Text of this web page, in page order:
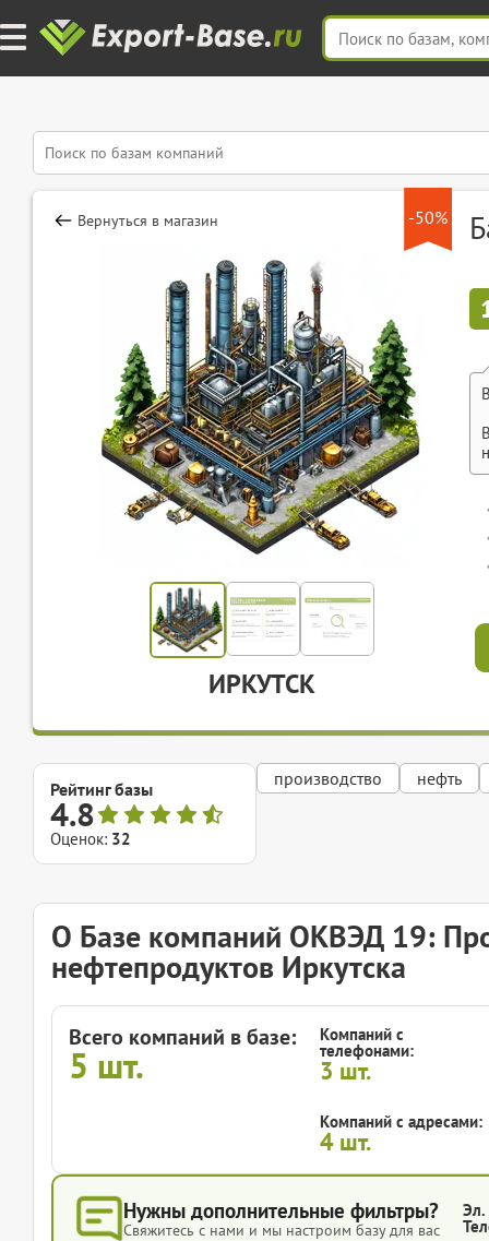
-50%
Вернуться в магазин
ИРКУТСК
Рейтинг базы
4.8
Оценок: 32
производство нефть
О Базе компаний ОКВЭД 19:
нефтепродуктов Иркутска
Всего компаний в базе:
5 шт.
Компаний с
телефонами:
3 шт.
Компаний с адресами:
4 шт.
Нужны дополнительные фильтры?
Свяжитесь с нами и мы настроим базу для вас
Эл.